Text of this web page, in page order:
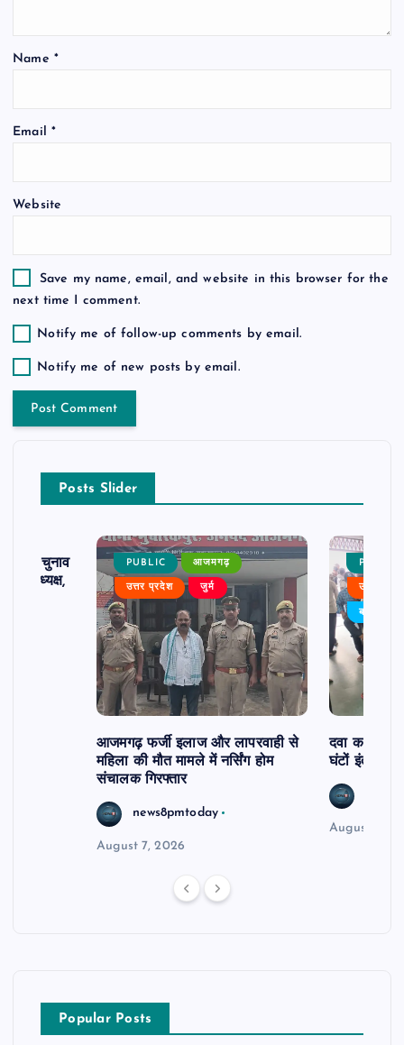
t
o
Name *
Email *
Website
Save my name, email, and website in this browser for the
next time I comment.
Notify me of follow-up comments by email.
Notify me of new posts by email.
Posts Slider
का चुनाव
बने अध्यक्ष,
PUBLIC आजमगढ़
उत्तर प्रदेश जुर्म
आजमगढ़ फर्जी इलाज और लापरवाही से
महिला की मौत मामले में नर्सिंग होम
संचालक गिरफ्तार
news8pmtoday
August 7, 2026
PUBLIC
उत्तर
बड़ी खबर
दवा कक्ष में
घंटों इंतजार
August 6,
Popular Posts